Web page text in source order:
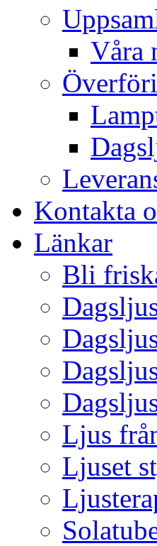
Våra
Kontakta
Länkar
Bli
Ljus
Ljuset